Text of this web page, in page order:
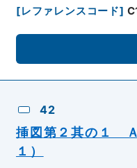
[レファレンスコード]
42
挿図第２其の１
１）